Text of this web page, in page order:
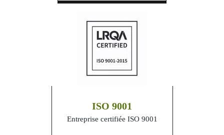
ISO 9001
Entreprise certifiée ISO 9001